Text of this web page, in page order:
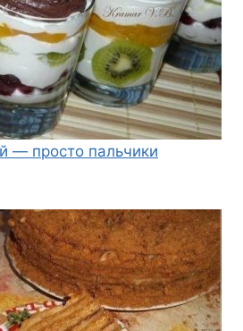
— просто пальчики